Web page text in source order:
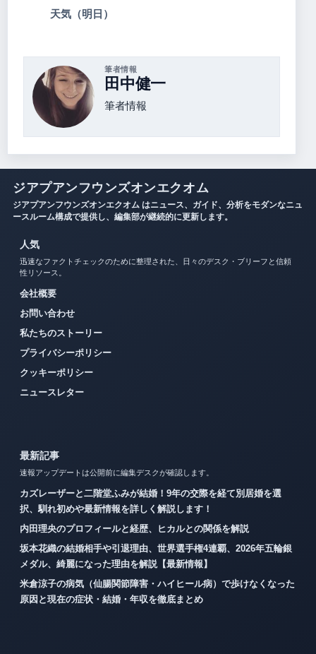
天気（明日）
筆者情報
田中健一
筆者情報
ジアプアンフウンズオンエクオム
ジアプアンフウンズオンエクオム はニュース、ガイド、分析をモダンなニュ
ースルーム構成で提供し、編集部が継続的に更新します。
人気
迅速なファクトチェックのために整理された、日々のデスク・ブリーフと信頼
性リソース。
会社概要
お問い合わせ
私たちのストーリー
プライバシーポリシー
クッキーポリシー
ニュースレター
最新記事
速報アップデートは公開前に編集デスクが確認します。
カズレーザーと二階堂ふみが結婚！9年の交際を経て別居婚を選
択、馴れ初めや最新情報を詳しく解説します！
内田理央のプロフィールと経歴、ヒカルとの関係を解説
坂本花織の結婚相手や引退理由、世界選手権4連覇、2026年五輪銀
メダル、綺麗になった理由を解説【最新情報】
米倉涼子の病気（仙腸関節障害・ハイヒール病）で歩けなくなった
原因と現在の症状・結婚・年収を徹底まとめ